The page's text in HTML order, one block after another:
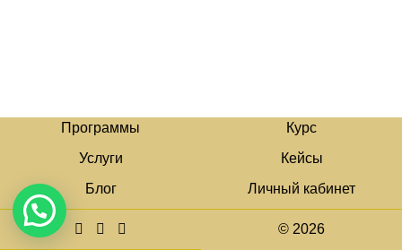
Программы
Курс
Услуги
Кейсы
Блог
Личный кабинет
© 2026